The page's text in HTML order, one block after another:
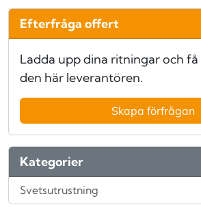
Efterfråga offert
Ladda upp dina ritningar och
den här leverantören.
Skapa förfrågan
Kategorier
Svetsutrustning